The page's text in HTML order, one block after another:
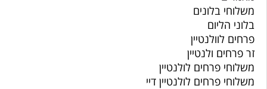
משלוחי בלונים
בלוני הליום
פרחים לוולנטיין
זר פרחים ולנטיין
משלוחי פרחים לולנטיין
משלוחי פרחים לולנטיין דיי